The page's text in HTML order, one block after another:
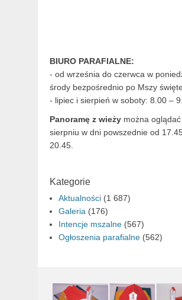
BIURO PARAFIALNE:
- od września do czerwca w
środy bezpośrednio po Mszy
- lipiec i sierpień w soboty: 8.00 –
Panoramę z wieży można
sierpniu w dni powszednie od
20.45.
Kategorie
Aktualności (1 687)
Galeria (176)
Intencje mszalne (567)
Ogłoszenia parafialne (562)